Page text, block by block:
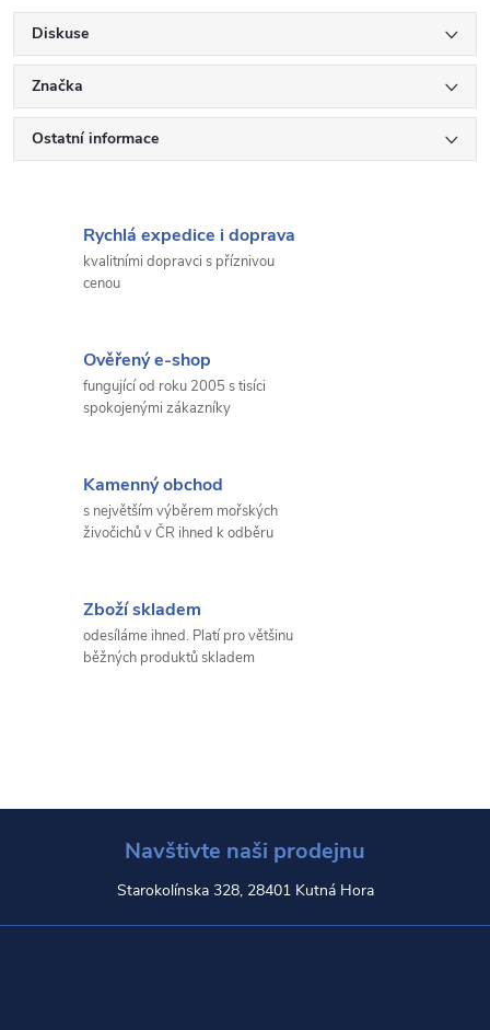
Diskuse
Značka
Ostatní informace
Rychlá expedice i doprava
kvalitními dopravci s příznivou
cenou
Ověřený e-shop
fungující od roku 2005 s tisíci
spokojenými zákazníky
Kamenný obchod
s největším výběrem mořských
živočichů v ČR ihned k odběru
Zboží skladem
odesíláme ihned. Platí pro většinu
běžných produktů skladem
Navštivte naši prodejnu
Starokolínska 328, 28401 Kutná Hora